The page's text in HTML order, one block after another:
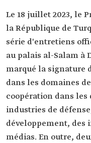
Le 18 juillet 2023, le
la République de
série d'entretiens
au palais al-Salam à
marqué la signature
dans les domaines
coopération dans les
industries de
développement, des
médias. En outre,